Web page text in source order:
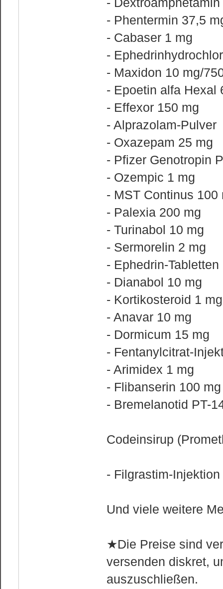
- Phentermin 37,5
- Cabaser 1 mg
-
- Maxidon 10 mg/
- Epoetin alfa Hexal
- Effexor 150 mg
- Alprazolam-Pulver
- Oxazepam 25 mg
- Pfizer Genotropin
- Ozempic 1 mg
- MST Continus 100
- Palexia 200 mg
- Turinabol 10 mg
- Sermorelin 2 mg
- Ephedrin-Tabletten
- Dianabol 10 mg
- Kortikosteroid 1 mg
- Anavar 10 mg
- Dormicum 15 mg
- Fentanylcitrat-
- Arimidex 1 mg
- Flibanserin 100 mg
- Bremelanotid PT-
Codeinsirup
- Filgrastim-
Und viele weitere
★Die Preise sind
versenden diskret,
auszuschließen.